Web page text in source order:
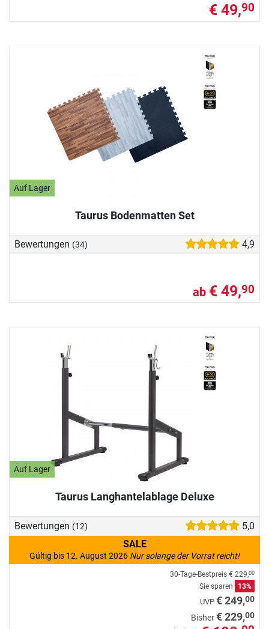
€ 49,90
Auf Lager
Taurus Bodenmatten Set
Bewertungen (34) 4,9
ab € 49,90
Auf Lager
Taurus Langhantelablage Deluxe
Bewertungen (12)
5,0
SALE
Gültig bis 12. August 2026 Nur solange der Vorrat reicht!
30-Tage-Bestpreis € 229,00
Sie sparen 13%
UVP € 249,00
Bisher€ 229,00